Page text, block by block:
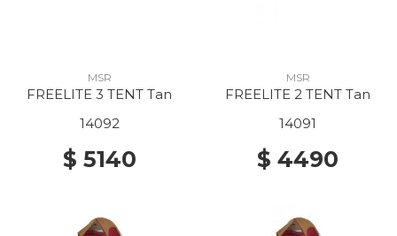
MSR
FREELITE 3 TENT Tan
14092
$ 5140
MSR
FREELITE 2 TENT Tan
14091
$ 4490